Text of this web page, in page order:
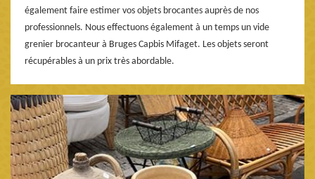
également faire estimer vos objets brocantes auprès de nos
professionnels. Nous effectuons également à un temps un vide
grenier brocanteur à Bruges Capbis Mifaget. Les objets seront
récupérables à un prix très abordable.